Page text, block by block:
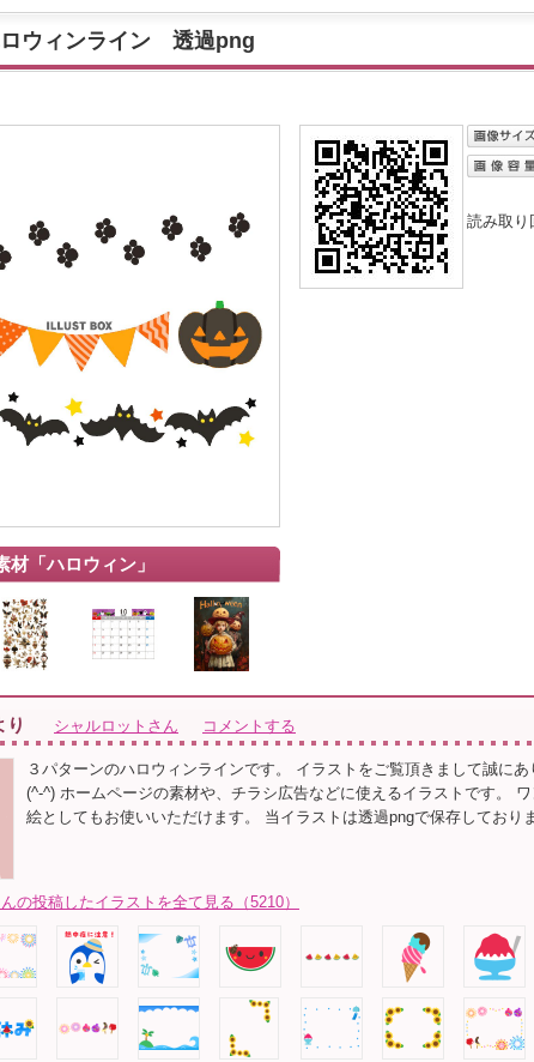
ウィンライン 透過png
材「ハロウィン」
読み取り
り シャルロットさん コメントする
３パターンのハロウィンラインです。 イラストをご覧頂きまして誠にあ
(^-^) ホームページの素材や、チラシ広告などに使えるイラストです。
絵としてもお使いいただけます。 当イラストは透過pngで保存しており
の投稿したイラストを全て見る（5210）